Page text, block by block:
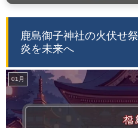
鹿島御子神社の火伏せ
炎を未来へ
01月